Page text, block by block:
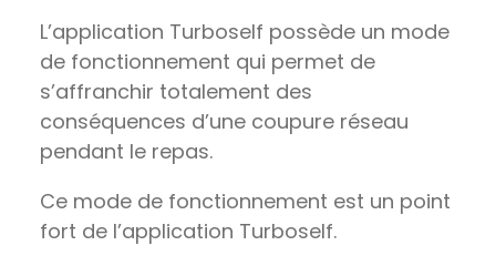
L’application Turboself possède un mode
de fonctionnement qui permet de
s’affranchir totalement des
conséquences d’une coupure réseau
pendant le repas.
Ce mode de fonctionnement est un point
fort de l’application Turboself.